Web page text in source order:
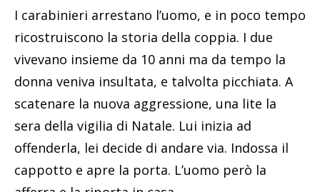
I carabinieri arrestano l’uomo, e in poco tempo
ricostruiscono la storia della coppia. I due
vivevano insieme da 10 anni ma da tempo la
donna veniva insultata, e talvolta picchiata. A
scatenare la nuova aggressione, una lite la
sera della vigilia di Natale. Lui inizia ad
offenderla, lei decide di andare via. Indossa il
cappotto e apre la porta. L’uomo però la